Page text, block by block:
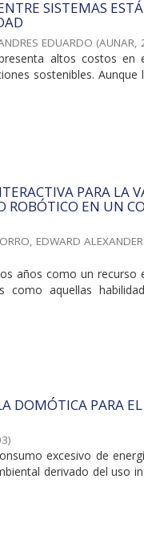
SISTEMAS
EDUARDO (AUNAR,
altos costos en
sostenibles. Aunque
PARA LA
ROBÓTICO EN UN
EDWARD ALEXANDER
años como un recurso
como aquellas
DOMÓTICA PARA
)
excesivo de
derivado del uso